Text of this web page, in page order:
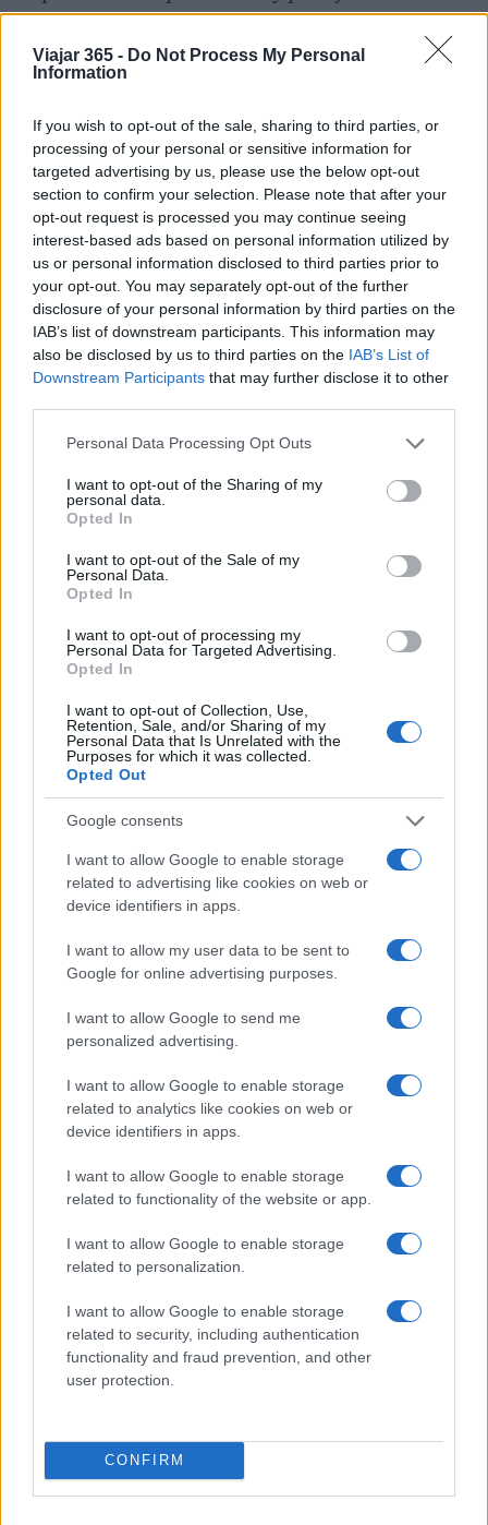
Viajar 365 - Do Not Process My Personal
Information
If you wish to opt-out of the sale, sharing to third parties, or
processing of your personal or sensitive information for
targeted advertising by us, please use the below opt-out
section to confirm your selection. Please note that after your
opt-out request is processed you may continue seeing
interest-based ads based on personal information utilized by
us or personal information disclosed to third parties prior to
your opt-out. You may separately opt-out of the further
disclosure of your personal information by third parties on the
IAB’s list of downstream participants. This information may
also be disclosed by us to third parties on the IAB’s List of
Downstream Participants that may further disclose it to other
Please note that this website/app uses one or more Google
not limited to your visit or usage behaviour. You may click to
grant or deny consent to Google and its third-party tags to
use your data for below specified purposes in below Google
consent section.
Personal Data Processing Opt Outs
I want to opt-out of the Sharing of my
personal data.
Opted In
I want to opt-out of the Sale of my
Personal Data.
Opted In
I want to opt-out of processing my
Personal Data for Targeted Advertising.
Opted In
I want to opt-out of Collection, Use,
Retention, Sale, and/or Sharing of my
Personal Data that Is Unrelated with the
Purposes for which it was collected.
Opted Out
Google consents
I want to allow Google to enable storage
related to advertising like cookies on web or
device identifiers in apps.
I want to allow my user data to be sent to
Google for online advertising purposes.
I want to allow Google to send me
personalized advertising.
I want to allow Google to enable storage
related to analytics like cookies on web or
device identifiers in apps.
I want to allow Google to enable storage
related to functionality of the website or app.
I want to allow Google to enable storage
related to personalization.
I want to allow Google to enable storage
related to security, including authentication
functionality and fraud prevention, and other
user protection.
CONFIRM
Alternativamente, el Museo Nacional de Corea
ofrece un profundo vistazo a la historia y el arte
del país. Esta travesía entre modernidad y
tradición es esencial para entender la esencia de
Seul, una ciudad que sigue sorprendiendo e
inspirando.
«`
AUTOR
Staff
Sigue leyendo
Incidente de fuego en la Terminal 2 del aeropuerto
Lucía Marín · 4 Ago 2026
NOTICIAS